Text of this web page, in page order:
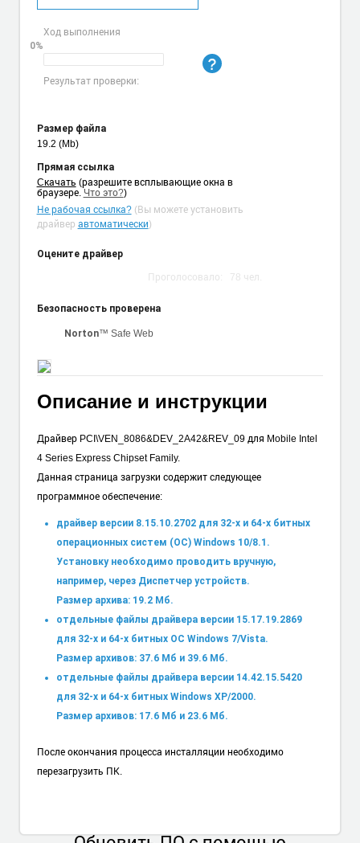
Ход выполнения
0%
Результат проверки:
Размер файла
19.2 (Mb)
Прямая ссылка
Cкачать (разрешите всплывающие окна в
браузере. Что это?)
Не рабочая ссылка?(Вы можете установить
драйвер автоматически)
Оцените драйвер
Проголосовало: 78 чел.
Безопасность проверена
Norton™ Safe Web
Описание и инструкции
Драйвер PCI\VEN_8086&DEV_2A42&REV_09 для Mobile Intel
4 Series Express Chipset Family.
Данная страница загрузки содержит следующее
программное обеспечение:
драйвер версии 8.15.10.2702 для 32-х и 64-х битных
операционных систем (ОС) Windows 10/8.1.
Установку необходимо проводить вручную,
например, через Диспетчер устройств.
Размер архива: 19.2 Мб.
отдельные файлы драйвера версии 15.17.19.2869
для 32-х и 64-х битных ОС Windows 7/Vista.
Размер архивов: 37.6 Мб и 39.6 Мб.
отдельные файлы драйвера версии 14.42.15.5420
для 32-х и 64-х битных Windows XP/2000.
Размер архивов: 17.6 Мб и 23.6 Мб.
После окончания процесса инсталляции необходимо
перезагрузить ПК.